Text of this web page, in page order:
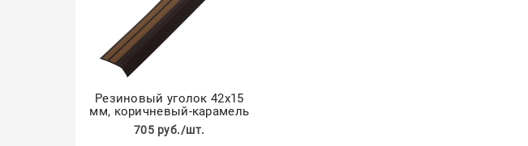
Резиновый уголок 42х15
мм, коричневый-карамель
705 руб./шт.